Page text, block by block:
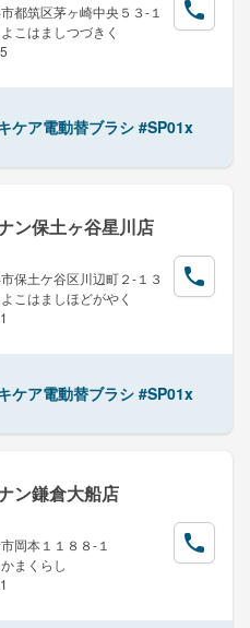
都筑区茅ヶ崎中央５３-１
こはましつづきく
ケア電動替ブラシ #SP01x
ン保土ヶ谷星川店
保土ケ谷区川辺町２-１３
こはましほどがやく
ケア電動替ブラシ #SP01x
ン鎌倉大船店
岡本１１８８-１
まくらし